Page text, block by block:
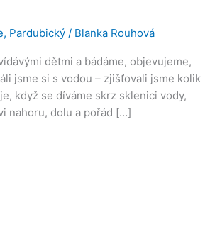
, Pardubický / Blanka Rouhová
dětmi a bádáme, objevujeme,
jsme si s vodou – zjišťovali jsme kolik
když se díváme skrz sklenici vody,
nahoru, dolu a pořád […]